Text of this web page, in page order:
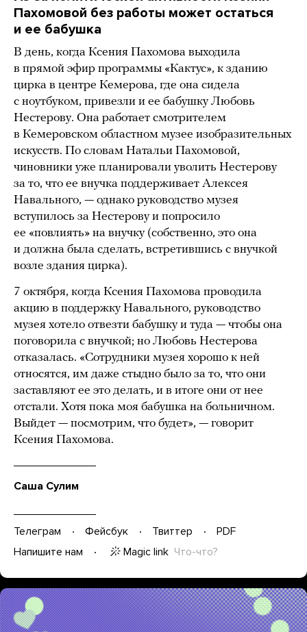
Пахомовой без работы может остаться
и ее бабушка
В день, когда Ксения Пахомова выходила
в прямой эфир программы «Кактус», к зданию
цирка в центре Кемерова, где она сидела
с ноутбуком, привезли и ее бабушку Любовь
Нестерову. Она работает смотрителем
в Кемеровском областном музее изобразительных
искусств. По словам Натальи Пахомовой,
чиновники уже планировали уволить Нестерову
за то, что ее внучка поддерживает Алексея
Навального, — однако руководство музея
вступилось за Нестерову и попросило
ее «повлиять» на внучку (собственно, это она
и должна была сделать, встретившись с внучкой
возле здания цирка).
7 октября, когда Ксения Пахомова проводила
акцию в поддержку Навального, руководство
музея хотело отвезти бабушку и туда — чтобы она
поговорила с внучкой; но Любовь Нестерова
отказалась. «Сотрудники музея хорошо к ней
относятся, им даже стыдно было за то, что они
заставляют ее это делать, и в итоге они от нее
отстали. Хотя пока моя бабушка на больничном.
Выйдет — посмотрим, что будет», — говорит
Ксения Пахомова.
Саша Сулим
Телеграм Фейсбук Твиттер
PDF
Напишите нам
Magic link Что-что?